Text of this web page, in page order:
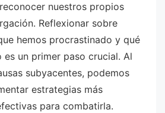
nuestros propios
Reflexionar sobre
hemos procrastinado y qué
es un primer paso crucial. Al
subyacentes, podemos
estrategias más
para combatirla.